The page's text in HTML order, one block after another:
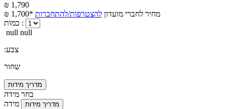
₪ 1,790
₪ 1,700*
מחיר לחברי מועדון להצטרפות/להתחברות
כמות :
null null
:צבע
שחור
מדריך מידות
בחר מידה
מידה
מדריך מידות